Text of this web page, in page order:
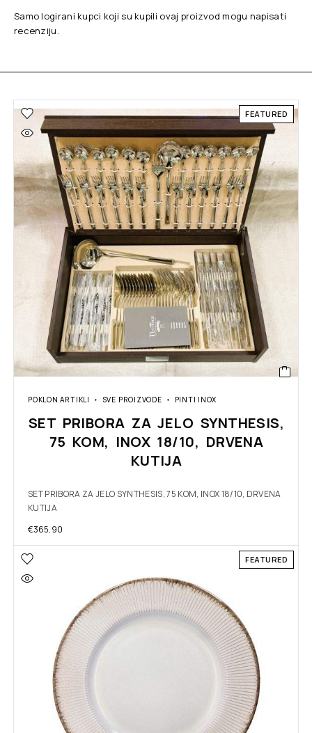
Samo logirani kupci koji su kupili ovaj proizvod mogu napisati
recenziju.
FEATURED
POKLON ARTIKLI SVE PROIZVODE PINTI INOX
SET PRIBORA ZA JELO SYNTHESIS,
75 KOM, INOX 18/10, DRVENA
KUTIJA
SET PRIBORA ZA JELO SYNTHESIS, 75 KOM, INOX 18/10, DRVENA
KUTIJA
€365.90
FEATURED